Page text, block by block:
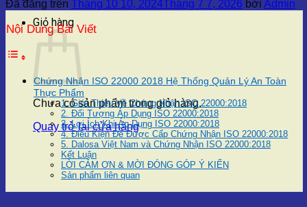
Giỏ hàng
Chưa có sản phẩm trong giỏ hàng.
Quay trở lại cửa hàng
Đã đăng trên Tháng 10 10, 2024Tháng 7 7, 2026 bởi Admin
Nội Dung Bài Viết
Chứng Nhận ISO 22000 2018 Hệ Thống Quản Lý An Toàn
Thực Phẩm
1. Giới Thiệu Về Chứng Nhận ISO 22000:2018
2. Đối Tượng Áp Dụng ISO 22000:2018
3. Lợi Ích Khi Áp Dụng ISO 22000:2018
4. Điều Kiện Để Được Cấp Chứng Nhận ISO 22000:2018
5. Dalosa Việt Nam và Chứng Nhận ISO 22000:2018
Kết Luận
LỜI CẢM ƠN & MỜI ĐÓNG GÓP Ý KIẾN
Sản phẩm liên quan